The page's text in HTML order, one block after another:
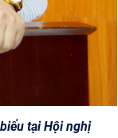
tại Hội nghị